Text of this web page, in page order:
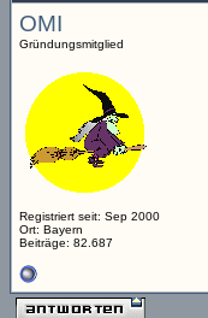
OMI
Gründungsmitglied
Registriert seit: Sep 2000
Ort: Bayern
Beiträge: 82.687